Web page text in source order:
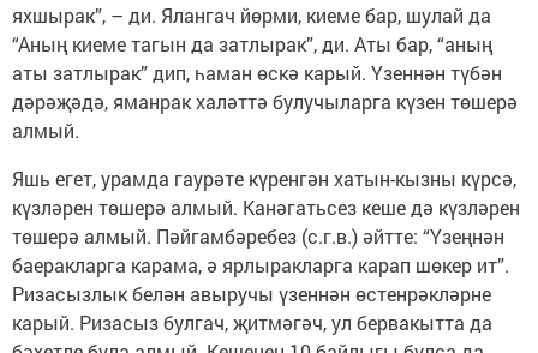
яхшырак”, – ди. Ялангач йөрми, киеме бар, шулай да
“Аның киеме тагын да затлырак”, ди. Аты бар, “аның
аты затлырак” дип, һаман өскә карый. Үзеннән түбән
дәрәҗәдә, яманрак халәттә булучыларга күзен төшерә
алмый.
Яшь егет, урамда гаурәте күренгән хатын-кызны күрсә,
күзләрен төшерә алмый. Канәгатьсез кеше дә күзләрен
төшерә алмый. Пәйгамбәребез (с.г.в.) әйтте: “Үзеңнән
баеракларга карама, ә ярлыракларга карап шөкер ит”.
Ризасызлык белән авыручы үзеннән өстенрәкләрне
карый. Ризасыз булгач, җитмәгәч, ул бервакытта да